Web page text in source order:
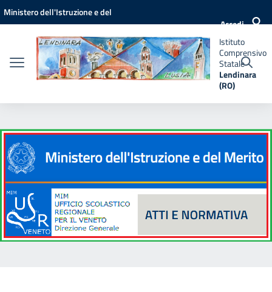
Vai ai contenuti
Vai al menu di navigazione
Vai al footer
Ministero dell'Istruzione e del
Accedi
Istituto
Comprensivo
Lendinara
(RO)
Istituto
Comprensivo
Statale
Lendinara
(RO)